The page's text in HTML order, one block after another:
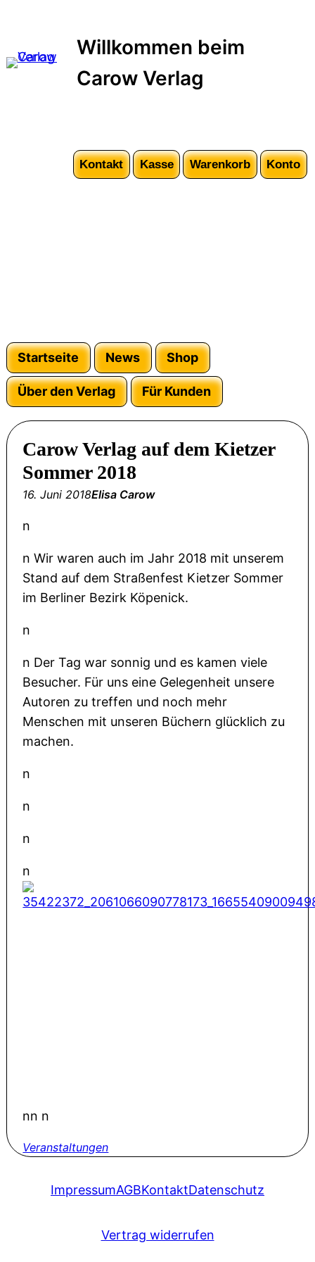
springen
Willkommen beim
Carow Verlag
Kontakt Kasse Warenkorb Konto
Startseite News Shop
Über den Verlag Für Kunden
Carow Verlag auf dem Kietzer
Sommer 2018
16. Juni 2018Elisa Carow
n
n Wir waren auch im Jahr 2018 mit unserem
Stand auf dem Straßenfest Kietzer Sommer
im Berliner Bezirk Köpenick.
n
n Der Tag war sonnig und es kamen viele
Besucher. Für uns eine Gelegenheit unsere
Autoren zu treffen und noch mehr
Menschen mit unseren Büchern glücklich zu
machen.
n
n
n
n
nn n
Veranstaltungen
ImpressumAGBKontaktDatenschutz
Vertrag widerrufen